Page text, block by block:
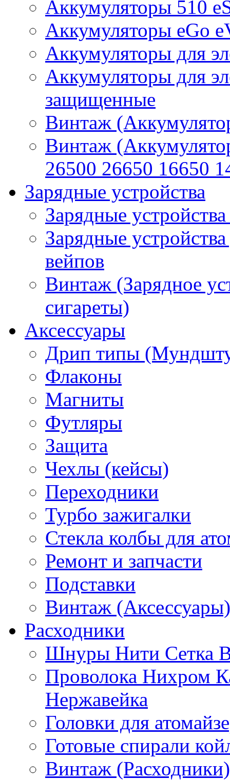
Аккумуляторы 510
Аккумуляторы eGo
Аккумуляторы для
Аккумуляторы для
защищенные
Винтаж
Винтаж
26500 26650 16650
Зарядные устройства
Зарядные
Зарядные
вейпов
Винтаж (Зарядное
сигареты)
Аксессуары
Дрип типы
Флаконы
Магниты
Футляры
Защита
Чехлы (кейсы)
Переходники
Турбо зажигалки
Стекла колбы для
Ремонт и запчасти
Подставки
Винтаж (Аксессуары)
Расходники
Шнуры Нити Сетка
Проволока Нихром
Нержавейка
Головки для
Готовые спирали
Винтаж (Расходники)